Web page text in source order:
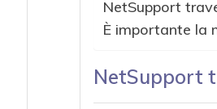
NetSupport
È importante la
NetSupport